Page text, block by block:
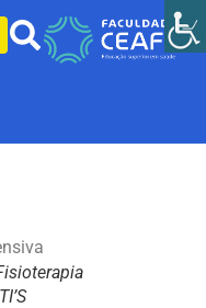
Curso VIP
na